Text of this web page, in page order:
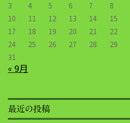
3
4 5 6 7 8
10
11 12 13 14 15
17
18 19 20 21 22
24
25 26 27 28 29
31
« 9月
最近の投稿